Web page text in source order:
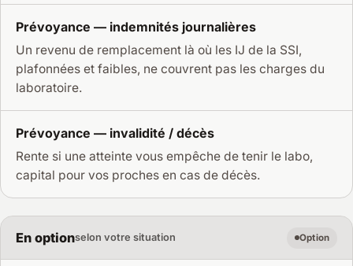
Prévoyance — indemnités journalières
Un revenu de remplacement là où les IJ de la SSI,
plafonnées et faibles, ne couvrent pas les charges du
laboratoire.
Prévoyance — invalidité / décès
Rente si une atteinte vous empêche de tenir le labo,
capital pour vos proches en cas de décès.
En optionselon votre situation Option